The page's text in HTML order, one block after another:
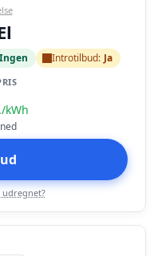
Ingen Introtilbud: Ja
kWh